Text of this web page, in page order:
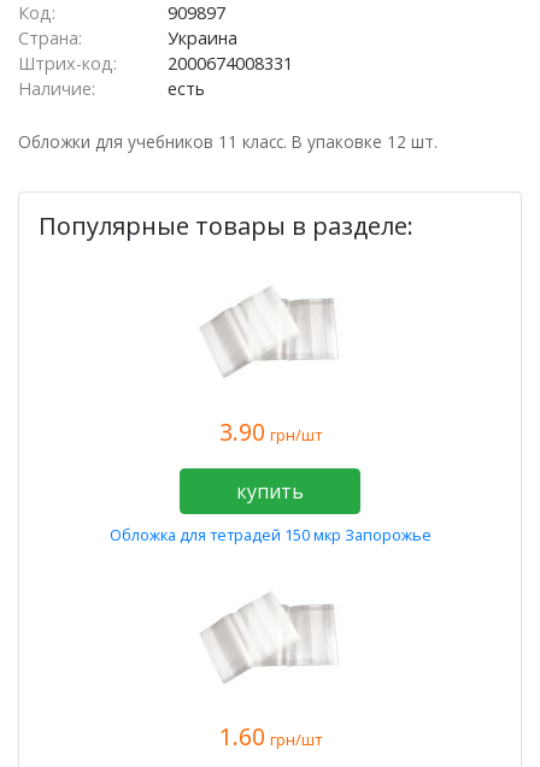
Код:
909897
Страна:
Украина
Штрих-код:
2000674008331
Наличие:
есть
Обложки для учебников 11 класс. В упаковке 12 шт.
Популярные товары в разделе:
3.90 грн/шт
купить
Обложка для тетрадей 150 мкр Запорожье
1.60 грн/шт